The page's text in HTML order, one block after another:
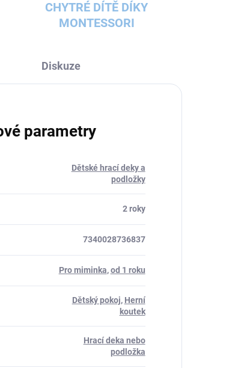
CHYTRÉ DÍTĚ DÍKY
MONTESSORI
Diskuze
parametry
Dětské hrací deky a
podložky
2 roky
7340028736837
Pro miminka,od 1 roku
Dětský pokoj, Herní
koutek
Hrací deka nebo
podložka